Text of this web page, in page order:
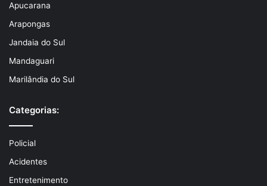
Apucarana
Arapongas
Jandaia do Sul
Mandaguari
Marilândia do Sul
Categorias:
Policial
Acidentes
Entretenimento